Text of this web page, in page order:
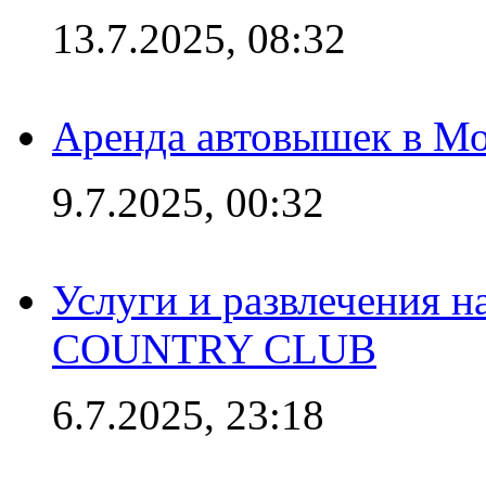
13.7.2025, 08:32
Аренда автовышек в
9.7.2025, 00:32
Услуги и развлечения
COUNTRY CLUB
6.7.2025, 23:18